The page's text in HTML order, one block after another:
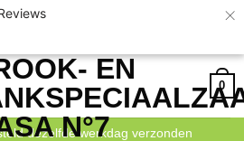
×
0
dezelfde werkdag verzonden